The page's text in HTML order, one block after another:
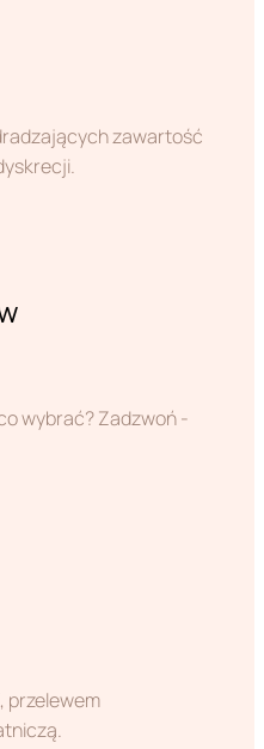
zawartość
wybrać? Zadzwoń -
przelewem